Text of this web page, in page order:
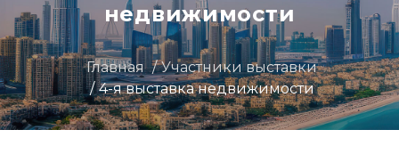
недвижимости
Главная
Участники выставки
4-я выставка недвижимости